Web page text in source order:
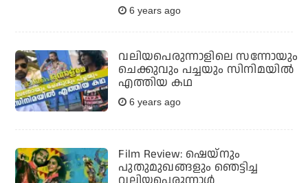
6 years ago
വലിയപെരുന്നാളിലെ സന്നോയും
ചെക്കുവും പച്ചയും സിനിമയില്‍
എത്തിയ കഥ
6 years ago
Film Review: ഷെയ്‌നും
പുതുമുഖങ്ങളും ഞെട്ടിച്ച